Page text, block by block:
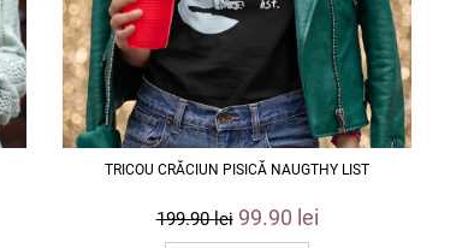
TRICOU CRĂCIUN PISICĂ NAUGTHY LIST
199.90lei 99.90 lei